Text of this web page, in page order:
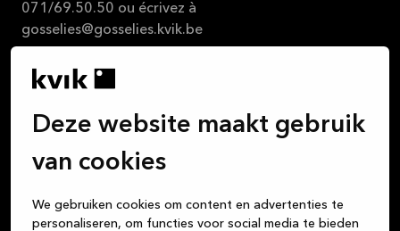
Deze website maakt gebruik
van cookies
We gebruiken cookies om content en advertenties te
personaliseren, om functies voor social media te bieden
071/69.50.50 ou écrivez à
gosselies@gosselies.kvik.be
Kvik Gosselies
zijn als het leven in die keuken. Alle maaltijden die je